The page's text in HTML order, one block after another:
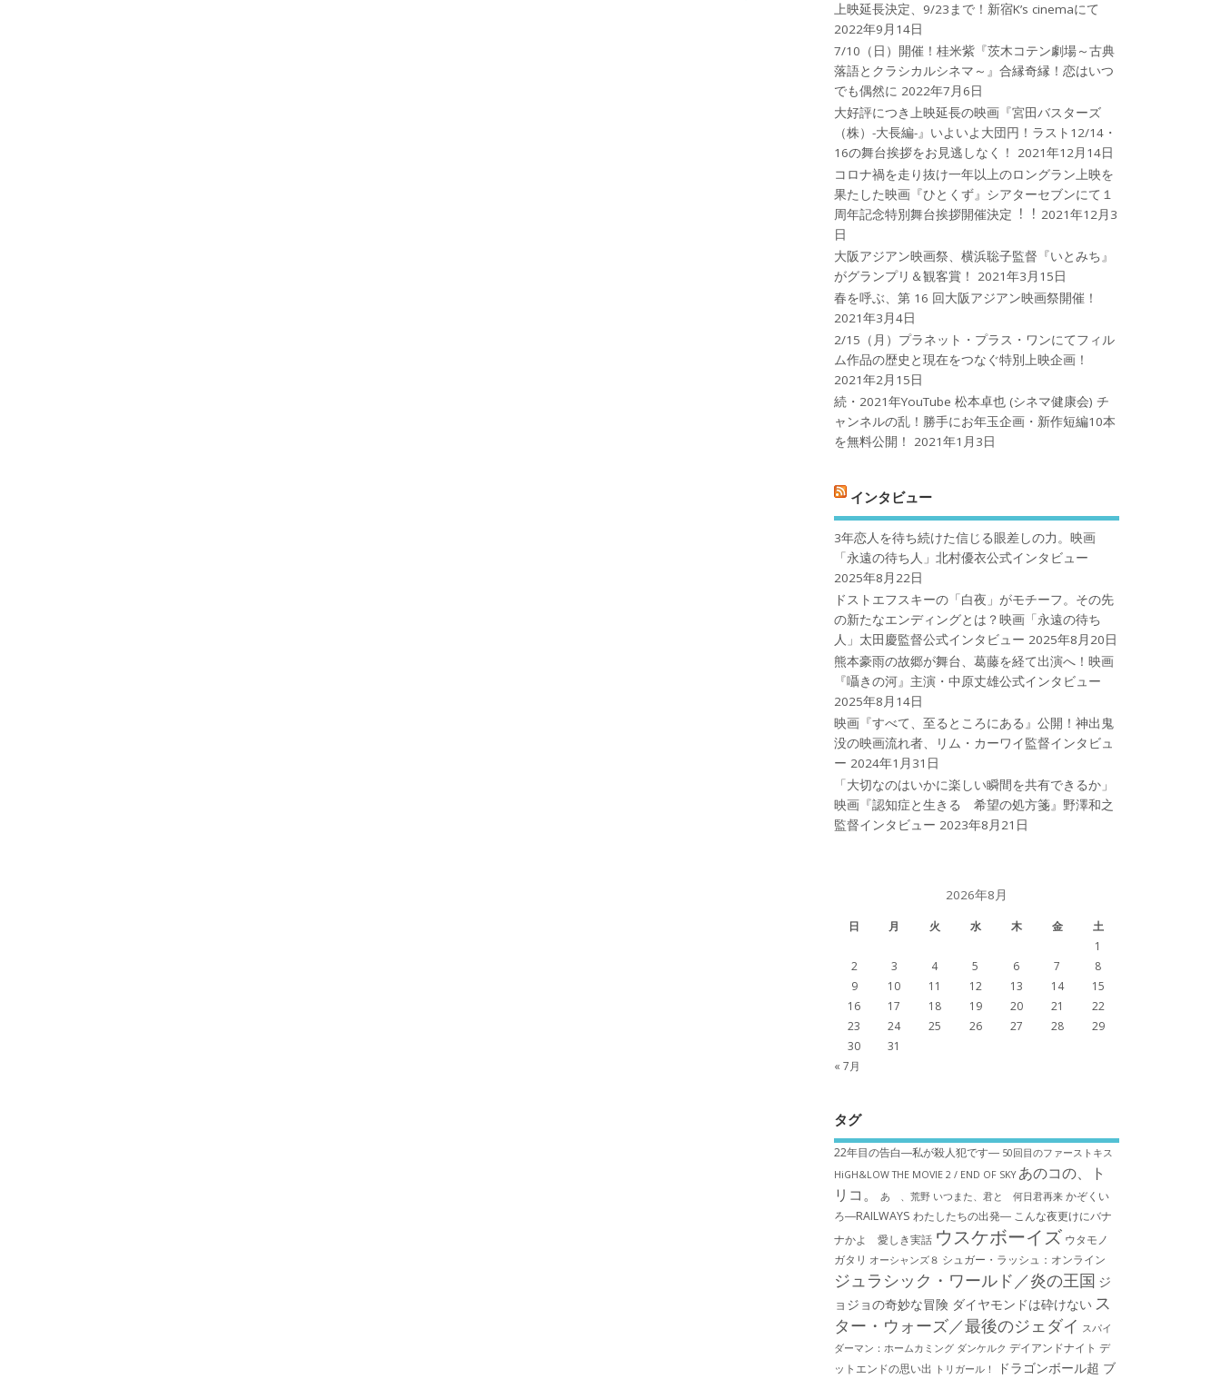
上映延長決定、9/23まで！新宿K’s cinemaにて
2022年9月14日
7/10（日）開催！桂米紫『茨木コテン劇場～古典
落語とクラシカルシネマ～』合縁奇縁！恋はいつ
でも偶然に 2022年7月6日
大好評につき上映延長の映画『宮田バスターズ
（株）-大長編-』いよいよ大団円！ラスト12/14・
16の舞台挨拶をお見逃しなく！
2021年12月14日
コロナ禍を⾛り抜け⼀年以上のロングラン上映を
果たした映画『ひとくず』シアターセブンにて１
周年記念特別舞台挨拶開催決定︕︕ 2021年12月3
日
大阪アジアン映画祭、横浜聡子監督『いとみち』
がグランプリ＆観客賞！
2021年3月15日
春を呼ぶ、第 16 回大阪アジアン映画祭開催！
2021年3月4日
2/15（月）プラネット・プラス・ワンにてフィル
ム作品の歴史と現在をつなぐ特別上映企画！
2021年2月15日
続・2021年YouTube 松本卓也 (シネマ健康会) チ
ャンネルの乱！勝手にお年玉企画・新作短編10本
を無料公開！
2021年1月3日
インタビュー
3年恋人を待ち続けた信じる眼差しの力。映画
「永遠の待ち人」北村優衣公式インタビュー
2025年8月22日
ドストエフスキーの「白夜」がモチーフ。その先
の新たなエンディングとは？映画「永遠の待ち
人」太田慶監督公式インタビュー 2025年8月20日
熊本豪雨の故郷が舞台、葛藤を経て出演へ！映画
『囁きの河』主演・中原丈雄公式インタビュー
2025年8月14日
映画『すべて、至るところにある』公開！神出鬼
没の映画流れ者、リム・カーワイ監督インタビュ
ー 2024年1月31日
「大切なのはいかに楽しい瞬間を共有できるか」
映画『認知症と生きる 希望の処方箋』野澤和之
監督インタビュー 2023年8月21日
2026年8月
日 月 火 水 木 金
土
1
2
3 4 5 6 7
8
9
10 11 12 13 14
15
16
17 18 19 20 21
22
23
24 25 26 27 28
29
30
31
« 7月
タグ
22年目の告白―私が殺人犯です― 50回目のファーストキス
HiGH&LOW THE MOVIE 2 / END OF SKY あのコの、ト
リコ。
あゝ、荒野 いつまた、君と 何日君再来 かぞくい
ろ―RAILWAYS わたしたちの出発― こんな夜更けにバナ
ナかよ 愛しき実話 ウスケボーイズ ウタモノ
ガタリ オーシャンズ８ シュガー・ラッシュ：オ​ンライン
ジュラシック・ワールド／炎の王国 ジ
ョジョの奇妙な冒険 ダイヤモンドは砕けない ス
ター・ウォーズ／最後のジェダイ スパイ
ダーマン：ホームカミング ダンケルク デイアンドナイト デ
ットエンドの思い出
トリガール！ ドラゴンボール超 ブ